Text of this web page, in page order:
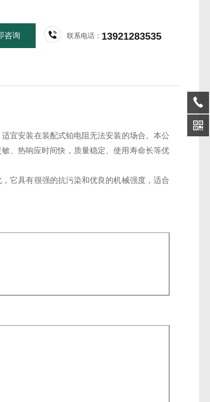
咨询 联系电话： 13921283535
宜安装在装配式铂电阻无法安装的场合。本公
、热响应时间快，质量稳定、使用寿命长等优
它具有很强的抗污染和优良的机械强度，适合